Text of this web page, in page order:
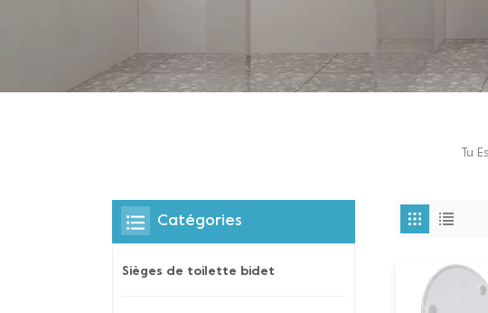
Tu
Catégories
Sièges de toilette bidet